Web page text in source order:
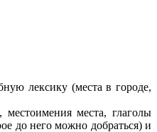
лексику (места в городе,
местоимения места, глаголы
до него можно добраться) и